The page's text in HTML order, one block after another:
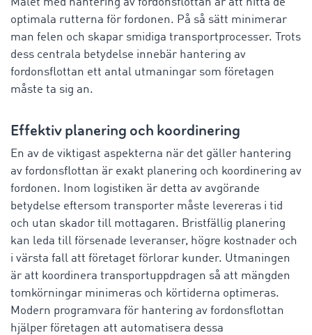
optimala rutterna för fordonen. På så sätt minimerar
man felen och skapar smidiga transportprocesser. Trots
dess centrala betydelse innebär hantering av
fordonsflottan ett antal utmaningar som företagen
måste ta sig an.
Effektiv planering och koordinering
En av de viktigast aspekterna när det gäller hantering
av fordonsflottan är exakt planering och koordinering av
fordonen. Inom logistiken är detta av avgörande
betydelse eftersom transporter måste levereras i tid
och utan skador till mottagaren. Bristfällig planering
kan leda till försenade leveranser, högre kostnader och
i värsta fall att företaget förlorar kunder. Utmaningen
är att koordinera transportuppdragen så att mängden
tomkörningar minimeras och körtiderna optimeras.
Modern programvara för hantering av fordonsflottan
hjälper företagen att automatisera dessa